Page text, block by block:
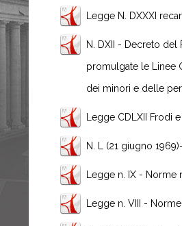
Legge N. DXXXI
N. DXII - Decreto
promulgate le Linee
dei minori e delle
Legge CDLXII Frodi
N. L (21 giugno
Legge n. IX -
Legge n. VIII -